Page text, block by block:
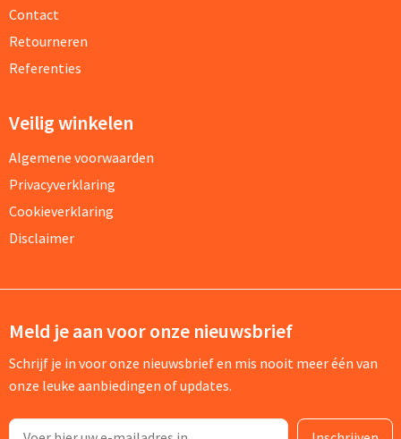
Contact
Retourneren
Referenties
Veilig winkelen
Algemene voorwaarden
Privacyverklaring
Cookieverklaring
Disclaimer
Meld je aan voor onze nieuwsbrief
Schrijf je in voor onze nieuwsbrief en mis nooit meer één van
onze leuke aanbiedingen of updates.